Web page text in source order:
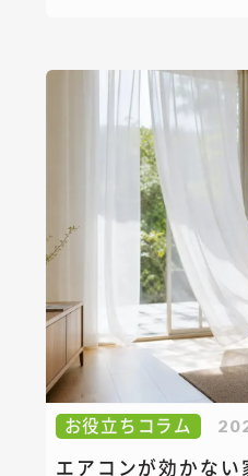
お役立ちコラム
エアコンが効かな